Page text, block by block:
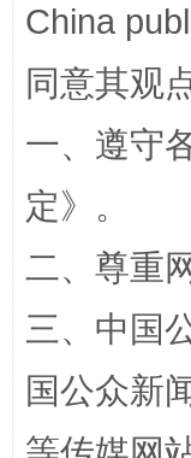
解纷+调解+
China
同意其观
一、遵守
定》。
二、尊重
三、中国
国公众新